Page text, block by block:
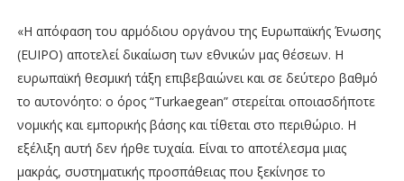
«Η απόφαση του αρμόδιου οργάνου της Ευρωπαϊκής Ένωσης
(EUIPO) αποτελεί δικαίωση των εθνικών μας θέσεων. Η
ευρωπαϊκή θεσμική τάξη επιβεβαιώνει και σε δεύτερο βαθμό
το αυτονόητο: ο όρος “Turkaegean” στερείται οποιασδήποτε
νομικής και εμπορικής βάσης και τίθεται στο περιθώριο. Η
εξέλιξη αυτή δεν ήρθε τυχαία. Είναι το αποτέλεσμα μιας
μακράς, συστηματικής προσπάθειας που ξεκίνησε το